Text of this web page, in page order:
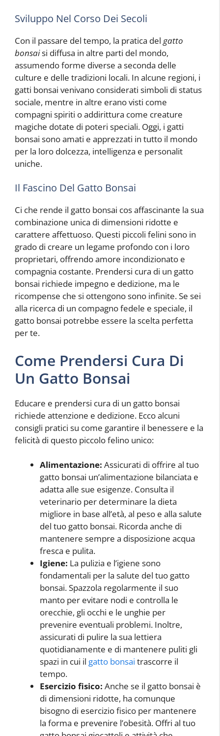
Sviluppo Nel Corso Dei Secoli
Con il passare del tempo, la pratica del gatto
bonsaisi diffusa in altre parti del mondo,
assumendo forme diverse a seconda delle
culture e delle tradizioni locali. In alcune regioni, i
gatti bonsai venivano considerati simboli di status
sociale, mentre in altre erano visti come
compagni spiriti o addirittura come creature
magiche dotate di poteri speciali. Oggi, i gatti
bonsai sono amati e apprezzati in tutto il mondo
per la loro dolcezza, intelligenza e personalit
uniche.
Il Fascino Del Gatto Bonsai
Ci che rende il gatto bonsai cos affascinante la sua
combinazione unica di dimensioni ridotte e
carattere affettuoso. Questi piccoli felini sono in
grado di creare un legame profondo con i loro
proprietari, offrendo amore incondizionato e
compagnia costante. Prendersi cura di un gatto
bonsai richiede impegno e dedizione, ma le
ricompense che si ottengono sono infinite. Se sei
alla ricerca di un compagno fedele e speciale, il
gatto bonsai potrebbe essere la scelta perfetta
per te.
Come Prendersi Cura Di
Un Gatto Bonsai
Educare e prendersi cura di un gatto bonsai
richiede attenzione e dedizione. Ecco alcuni
consigli pratici su come garantire il benessere e la
felicità di questo piccolo felino unico:
Alimentazione: Assicurati di offrire al tuo
gatto bonsai un’alimentazione bilanciata e
adatta alle sue esigenze. Consulta il
veterinario per determinare la dieta
migliore in base all’età, al peso e alla salute
del tuo gatto bonsai. Ricorda anche di
mantenere sempre a disposizione acqua
fresca e pulita.
Igiene: La pulizia e l’igiene sono
fondamentali per la salute del tuo gatto
bonsai. Spazzola regolarmente il suo
manto per evitare nodi e controlla le
orecchie, gli occhi e le unghie per
prevenire eventuali problemi. Inoltre,
assicurati di pulire la sua lettiera
quotidianamente e di mantenere puliti gli
spazi in cui il gatto bonsai trascorre il
tempo.
Esercizio fisico: Anche se il gatto bonsai è
di dimensioni ridotte, ha comunque
bisogno di esercizio fisico per mantenere
la forma e prevenire l’obesità. Offri al tuo